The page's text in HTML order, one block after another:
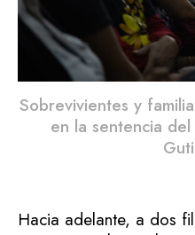
Sobrevivientes y
en la sentencia
Hacia adelante, a dos